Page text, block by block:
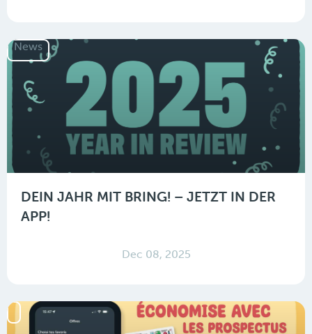
News
DEIN JAHR MIT BRING! – JETZT IN DER
APP!
Dec 08, 2025